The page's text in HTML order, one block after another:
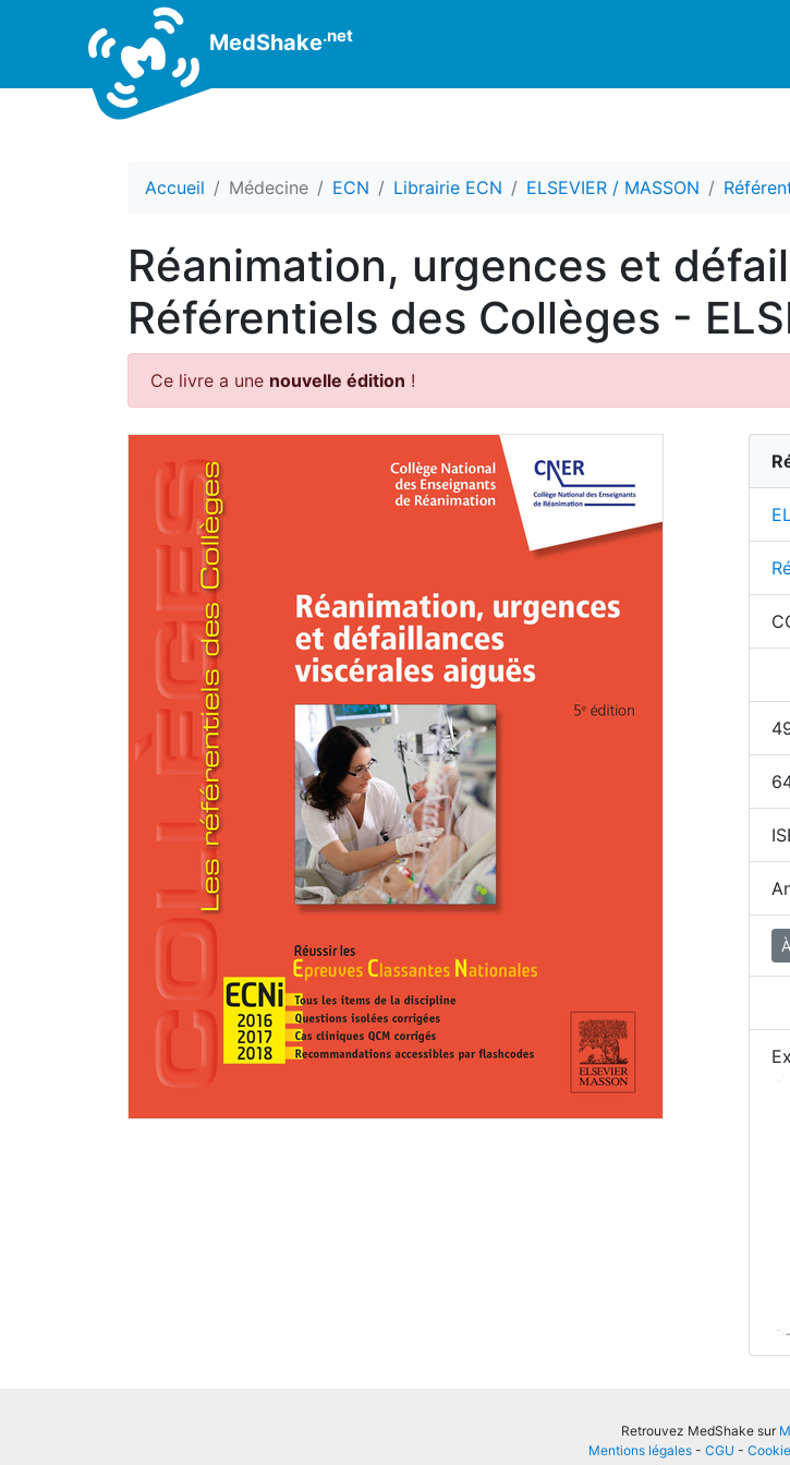
MedShake.net
Accueil Médecine ECN Librairie ECN ELSEVIER / MASSON
Réanimation, urgences et
Référentiels des Collèges -
Ce livre a une nouvelle édition !
Retrouvez MedShake sur
Mentions légales - CGU -